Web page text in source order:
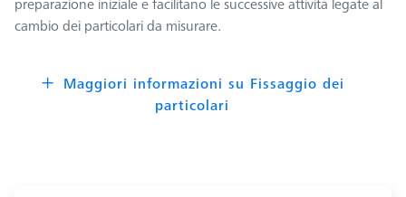
cambio dei particolari da misurare.
Maggiori informazioni su Fissaggio dei
particolari